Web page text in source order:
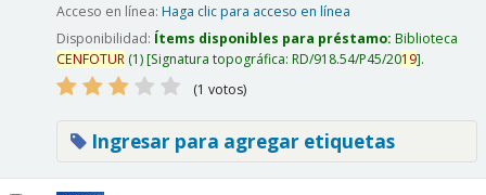
Acceso en línea: Haga clic para acceso en línea
Disponibilidad: Ítems disponibles para préstamo: Biblioteca
CENFOTUR(1) Signatura topográfica: RD/918.54/P45/2019 .
(1 votos)
Ingresar para agregar etiquetas